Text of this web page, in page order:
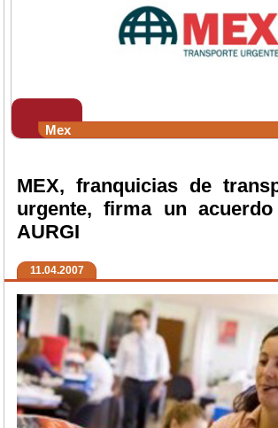
Mex
MEX, franquicias de
urgente, firma un
AURGI
11.04.2007